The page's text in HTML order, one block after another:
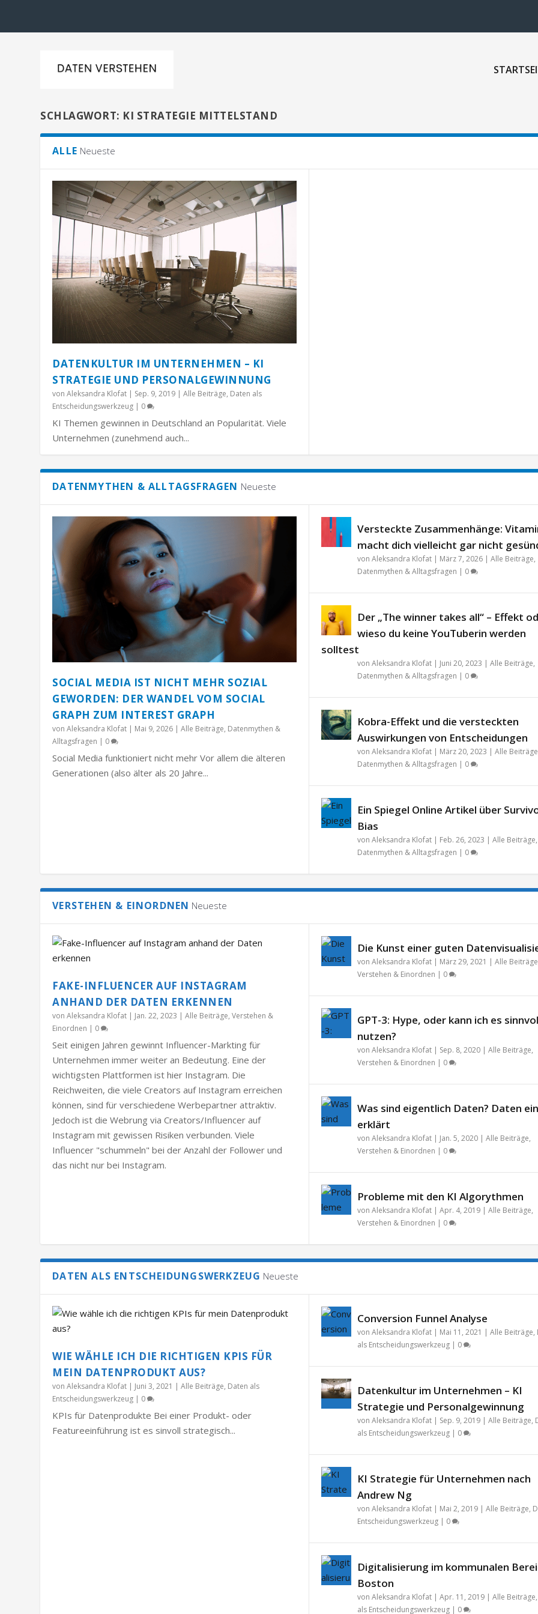
SCHLAGWORT: KI STRATEGIE MITTELSTAND
ALLE Neueste
DATENKULTUR IM UNTERNEHMEN – KI
STRATEGIE UND PERSONALGEWINNUNG
vonAleksandra Klofat | Sep. 9, 2019 |Alle Beiträge, Daten als
Entscheidungswerkzeug | 0
KI Themen gewinnen in Deutschland an Popularität. Viele
Unternehmen (zunehmend auch...
DATENMYTHEN & ALLTAGSFRAGEN Neueste
SOCIAL MEDIA IST NICHT MEHR SOZIAL
GEWORDEN: DER WANDEL VOM SOCIAL
GRAPH ZUM INTEREST GRAPH
vonAleksandra Klofat Mai 9, 2026 |Alle Beiträge, Datenmythen &
Alltagsfragen
0
Social Media funktioniert nicht mehr Vor allem die älteren
Generationen (also älter als 20 Jahre...
Versteckte Zusammenhänge:
macht dich vielleicht gar nicht
von Aleksandra Klofat| März 7, 2026| Alle Beiträge,
Datenmythen & Alltagsfragen | 0
Der „The winner takes all“ – Effekt
wieso du keine YouTuberin werden
solltest
von Aleksandra Klofat| Juni 20, 2023 | Alle Beiträge,
Datenmythen & Alltagsfragen | 0
Kobra-Effekt und die versteckten
Auswirkungen von Entscheidungen
von Aleksandra Klofat| März 20, 2023 | Alle Beiträge
Datenmythen & Alltagsfragen | 0
Ein Spiegel Online Artikel über
Bias
von Aleksandra Klofat| Feb. 26, 2023 | Alle Beiträge,
Datenmythen & Alltagsfragen | 0
VERSTEHEN & EINORDNEN Neueste
FAKE-INFLUENCER AUF INSTAGRAM
ANHAND DER DATEN ERKENNEN
vonAleksandra Klofat | Jan. 22, 2023 |Alle Beiträge,Verstehen &
Einordnen | 0
Seit einigen Jahren gewinnt Influencer-Markting für
Unternehmen immer weiter an Bedeutung. Eine der
wichtigsten Plattformen ist hier Instagram. Die
Reichweiten, die viele Creators auf Instagram erreichen
können, sind für verschiedene Werbepartner attraktiv.
Jedoch ist die Webrung via Creators/Influencer auf
Instagram mit gewissen Risiken verbunden. Viele
Influencer "schummeln" bei der Anzahl der Follower und
das nicht nur bei Instagram.
Die Kunst einer guten
von Aleksandra Klofat| März 29, 2021 | Alle Beiträge
Verstehen & Einordnen | 0
GPT-3: Hype, oder kann ich es
nutzen?
von Aleksandra Klofat| Sep. 8, 2020| Alle Beiträge,
Verstehen & Einordnen | 0
Was sind eigentlich Daten? Daten
erklärt
von Aleksandra Klofat| Jan. 5, 2020| Alle Beiträge,
Verstehen & Einordnen | 0
Probleme mit den KI Algorythmen
von Aleksandra Klofat| Apr. 4, 2019| Alle Beiträge,
Verstehen & Einordnen | 0
DATEN ALS ENTSCHEIDUNGSWERKZEUG Neueste
WIE WÄHLE ICH DIE RICHTIGEN KPIS FÜR
MEIN DATENPRODUKT AUS?
vonAleksandra Klofat | Juni 3, 2021 |Alle Beiträge, Daten als
Entscheidungswerkzeug | 0
KPIs für Datenprodukte Bei einer Produkt- oder
Featureeinführung ist es sinvoll strategisch...
Conversion Funnel Analyse
von Aleksandra Klofat| Mai 11, 2021 | Alle Beiträge,
als Entscheidungswerkzeug| 0
Datenkultur im Unternehmen – KI
Strategie und Personalgewinnung
von Aleksandra Klofat| Sep. 9, 2019| Alle Beiträge,
als Entscheidungswerkzeug| 0
KI Strategie für Unternehmen nach
Andrew Ng
von Aleksandra Klofat| Mai 2, 2019| Alle Beiträge,
Entscheidungswerkzeug| 0
Digitalisierung im kommunalen
Boston
von Aleksandra Klofat| Apr. 11, 2019| Alle Beiträge,
als Entscheidungswerkzeug| 0